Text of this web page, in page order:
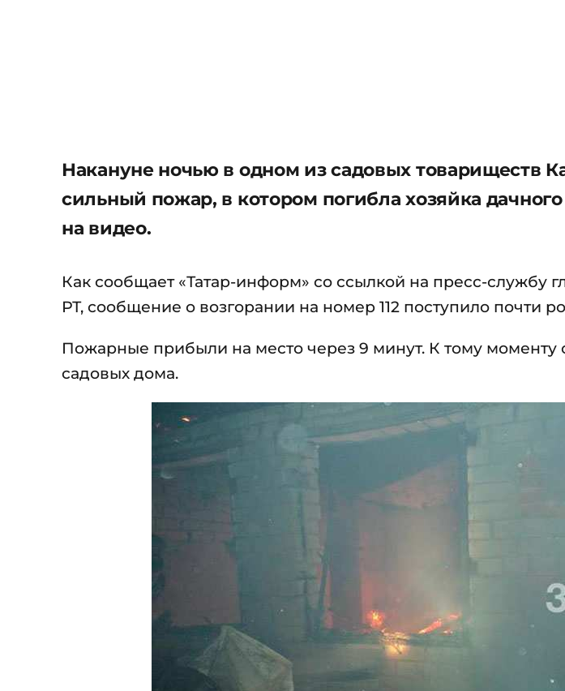
Накануне ночью в одном из садовых товариществ
сильный пожар, в котором погибла хозяйка
на видео.
Как сообщает «Татар-информ» со ссылкой на пресс-службу
РТ, сообщение о возгорании на номер 112 поступило почти
Пожарные прибыли на место через 9 минут. К тому моменту
садовых дома.